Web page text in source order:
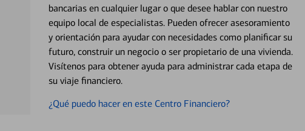
bancarias en cualquier lugar o que desee hablar con nuestro
equipo local de especialistas. Pueden ofrecer asesoramiento
y orientación para ayudar con necesidades como planificar su
futuro, construir un negocio o ser propietario de una vivienda.
Visítenos para obtener ayuda para administrar cada etapa de
su viaje financiero.
¿Qué puedo hacer en este Centro Financiero?